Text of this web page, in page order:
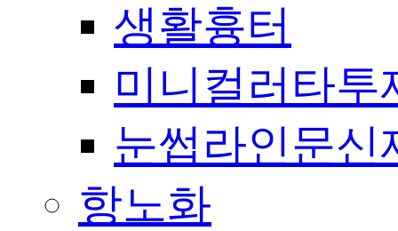
생활흉터
미니컬러타투
눈썹라인문신
항노화